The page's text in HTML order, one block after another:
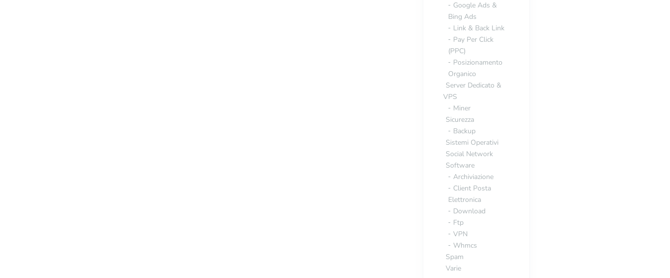
Google Ads &
Bing Ads
Link & Back Link
Pay Per Click
(PPC)
Posizionamento
Organico
Server Dedicato &
VPS
Miner
Sicurezza
Backup
Sistemi Operativi
Social Network
Software
Archiviazione
Client Posta
Elettronica
Download
Ftp
VPN
Whmcs
Spam
Varie